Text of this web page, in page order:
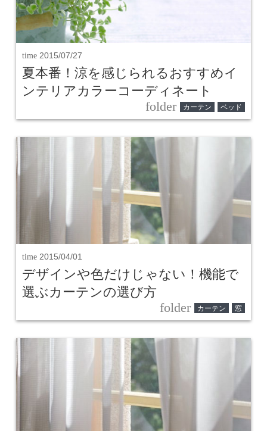
time 2015/07/27
夏本番！涼を感じられるおすすめイ
ンテリアカラーコーディネート
folder カーテン ベッド
time 2015/04/01
デザインや色だけじゃない！機能で
選ぶカーテンの選び方
folder カーテン 窓